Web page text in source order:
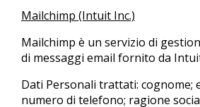
Mailchimp (Intuit Inc.)
Mailchimp è un servizio di
di messaggi email fornito da
Dati Personali trattati: cognome;
numero di telefono; ragione